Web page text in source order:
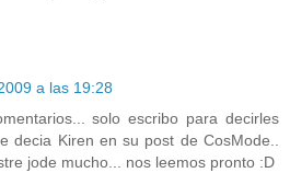
a las 19:28
solo escribo para decirles
decia Kiren en su post de CosMode..
jode mucho... nos leemos pronto :D